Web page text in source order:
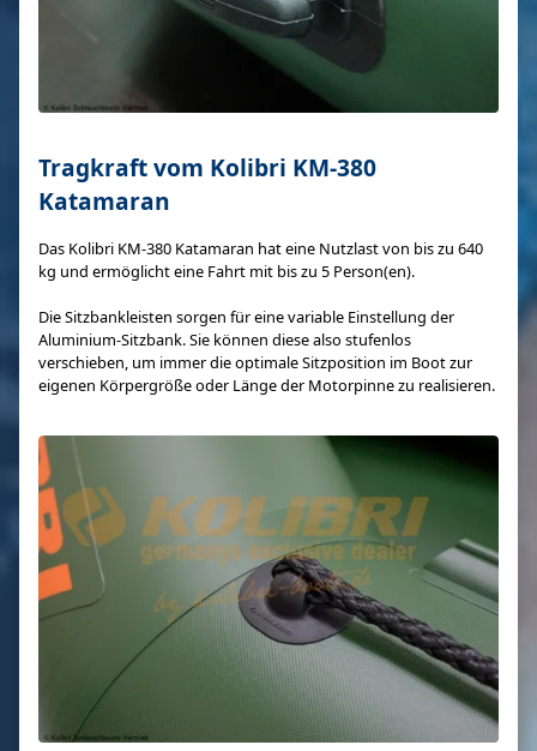
Tragkraft vom Kolibri KM-380
Katamaran
Das Kolibri KM-380 Katamaran hat eine Nutzlast von bis zu 640
kg und ermöglicht eine Fahrt mit bis zu 5 Person(en).
Die Sitzbankleisten sorgen für eine variable Einstellung der
Aluminium-Sitzbank. Sie können diese also stufenlos
verschieben, um immer die optimale Sitzposition im Boot zur
eigenen Körpergröße oder Länge der Motorpinne zu realisieren.